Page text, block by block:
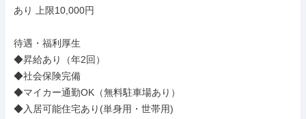
あり 上限10,000円
待遇・福利厚生
◆昇給あり（年2回）
◆社会保険完備
◆マイカー通勤OK（無料駐車場あり）
◆入居可能住宅あり(単身用・世帯用)